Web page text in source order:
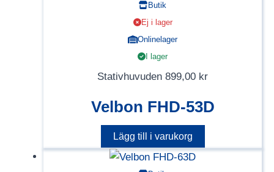
Butik
Ej i lager
Onlinelager
I lager
Stativhuvuden 899,00 kr
Velbon FHD-53D
Lägg till i varukorg